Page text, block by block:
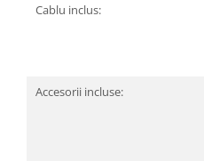
Cablu inclus:
Accesorii incluse: